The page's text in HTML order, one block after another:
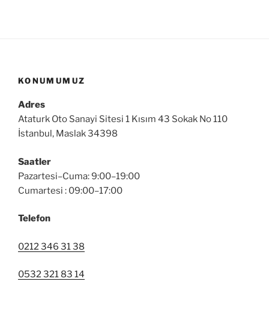
KONUMUMUZ
Adres
Ataturk Oto Sanayi Sitesi 1 Kısım 43 Sokak No 110
İstanbul, Maslak 34398
Saatler
Pazartesi–Cuma: 9:00–19:00
Cumartesi : 09:00–17:00
Telefon
0212 346 31 38
0532 321 83 14